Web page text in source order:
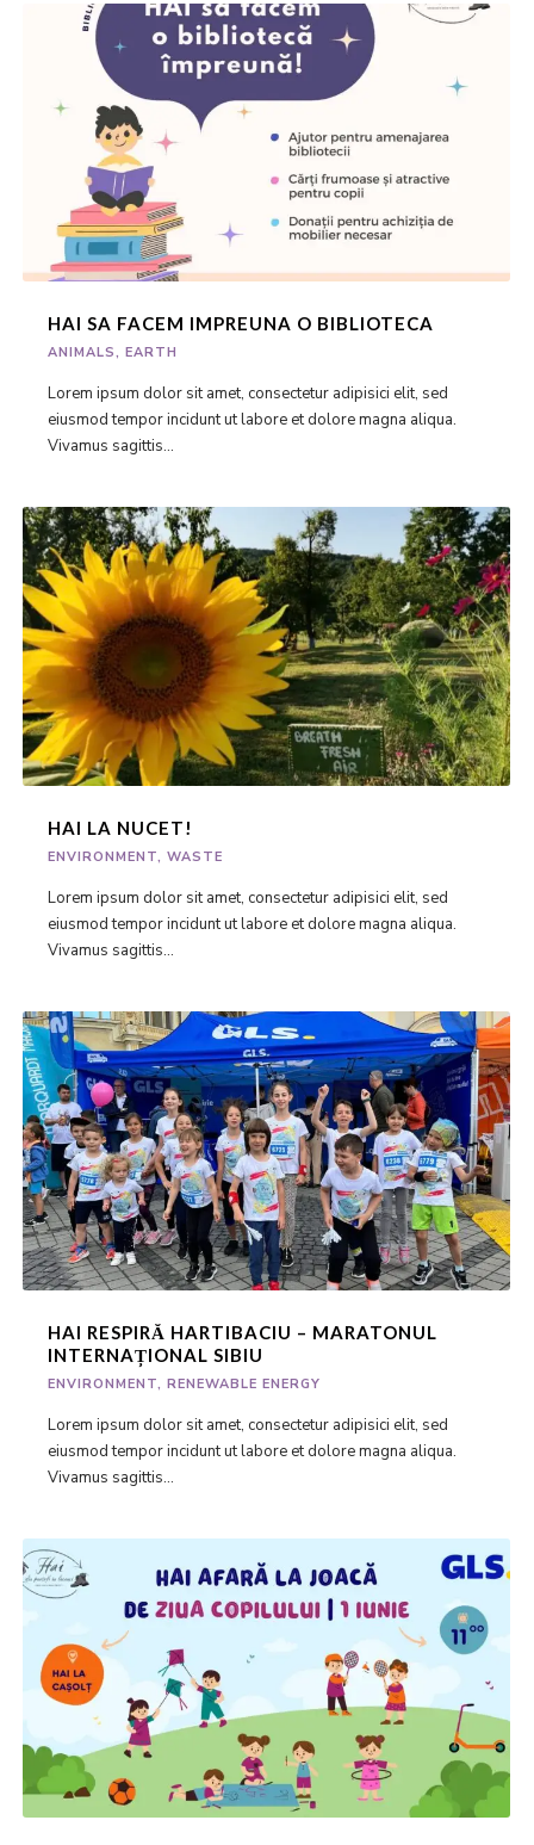
HAI SA FACEM IMPREUNA O BIBLIOTECA
ANIMALS, EARTH
Lorem ipsum dolor sit amet, consectetur adipisici elit, sed
eiusmod tempor incidunt ut labore et dolore magna aliqua.
Vivamus sagittis...
HAI LA NUCET!
ENVIRONMENT, WASTE
Lorem ipsum dolor sit amet, consectetur adipisici elit, sed
eiusmod tempor incidunt ut labore et dolore magna aliqua.
Vivamus sagittis...
HAI RESPIRĂ HARTIBACIU – MARATONUL
INTERNAȚIONAL SIBIU
ENVIRONMENT, RENEWABLE ENERGY
Lorem ipsum dolor sit amet, consectetur adipisici elit, sed
eiusmod tempor incidunt ut labore et dolore magna aliqua.
Vivamus sagittis...